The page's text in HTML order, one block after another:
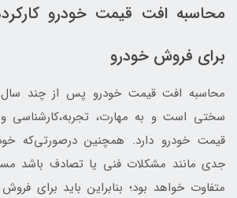
محاسبه افت قیمت خودرو
برای فروش خودرو
محاسبه افت قیمت خودرو پس از چند سال
سختی است و به مهارت، تجربه،کارشناسی
قیمت خودرو دارد. همچنین درصورتی‌که
جدی مانند مشکلات فنی یا تصادف باشد
متفاوت خواهد بود؛ بنابراین باید برای